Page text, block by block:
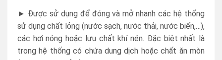
► Được sử dụng để đóng và mở nhanh các hệ thống
sử dụng chất lỏng (nước sạch, nước thải, nước biển,…),
các hơi nóng hoặc lưu chất khí nén. Đặc biệt nhất là
trong hệ thống có chứa dung dịch hoặc chất ăn mòn